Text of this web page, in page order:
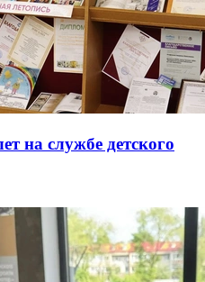
на службе детского